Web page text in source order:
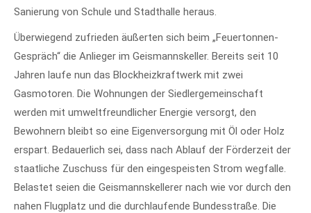
Sanierung von Schule und Stadthalle heraus.
Überwiegend zufrieden äußerten sich beim „Feuertonnen-
Gespräch“ die Anlieger im Geismannskeller. Bereits seit 10
Jahren laufe nun das Blockheizkraftwerk mit zwei
Gasmotoren. Die Wohnungen der Siedlergemeinschaft
werden mit umweltfreundlicher Energie versorgt, den
Bewohnern bleibt so eine Eigenversorgung mit Öl oder Holz
erspart. Bedauerlich sei, dass nach Ablauf der Förderzeit der
staatliche Zuschuss für den eingespeisten Strom wegfalle.
Belastet seien die Geismannskellerer nach wie vor durch den
nahen Flugplatz und die durchlaufende Bundesstraße. Die